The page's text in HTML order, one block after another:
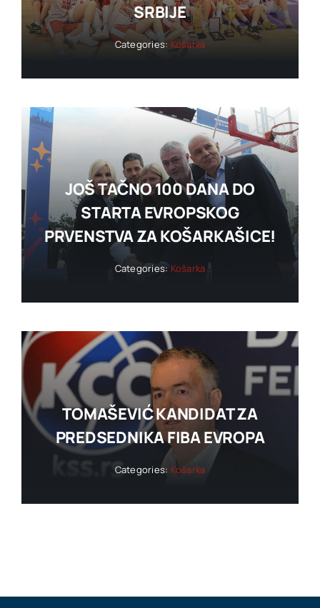
SRBIJE
Categories: Košarka
JOŠ TAČNO 100 DANA DO
STARTA EVROPSKOG
PRVENSTVA ZA KOŠARKAŠICE!
Categories: Košarka
TOMAŠEVIĆ KANDIDAT ZA
PREDSEDNIKA FIBA EVROPA
Categories: Košarka